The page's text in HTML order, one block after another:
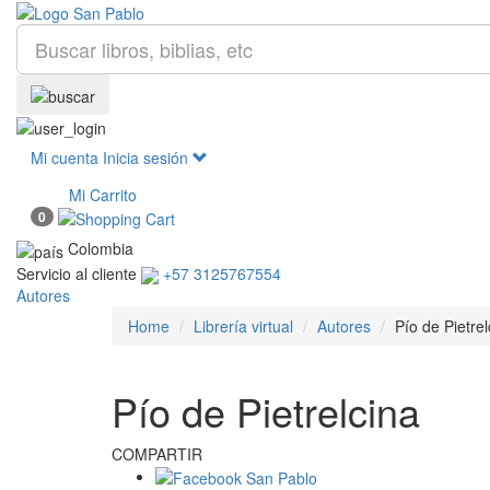
Mi cuenta Inicia sesión
Mi Carrito
0
Colombia
Servicio al cliente
+57 3125767554
Autores
Home
Librería virtual Autores Pío de
Pío de Pietrelcina
COMPARTIR